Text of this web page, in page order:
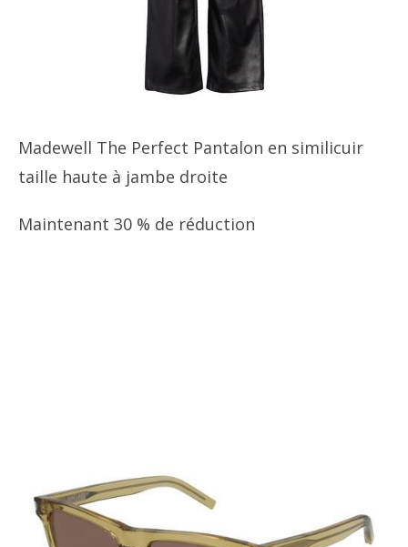
Madewell The Perfect Pantalon en similicuir
taille haute à jambe droite
Maintenant 30 % de réduction